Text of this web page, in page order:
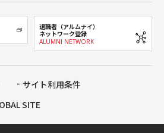
退職者（アルムナイ）
ネットワーク登録
ALUMNI NETWORK
サイト利用条件
SITE